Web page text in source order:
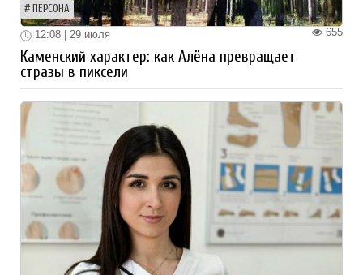
ПЕРСОНА
655
12:08 | 29 июля
Каменский характер: как Алёна превращает
стразы в пиксели